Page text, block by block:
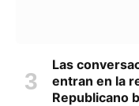
Las
entran en la
Republicano